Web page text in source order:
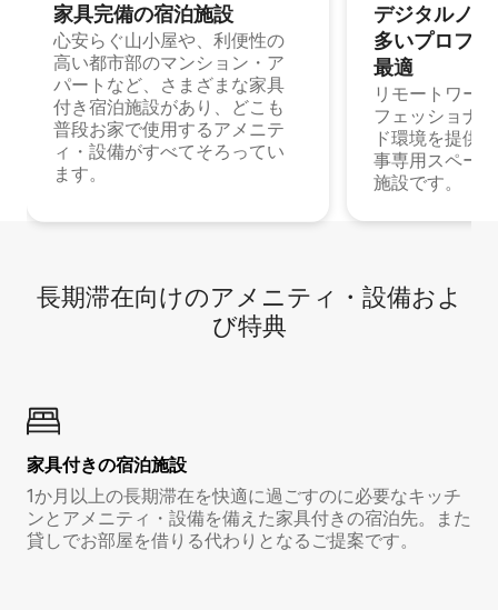
家具完備の宿⁠泊⁠施⁠設
心安らぐ山小屋や、利便性の
高い都市部のマンション・ア
パートなど、さまざまな家具
付き宿泊施設があり、どこも
普段お家で使用するアメニテ
ィ・設備がすべてそろってい
ます。
デジタルノ
多⁠いプ⁠ロ⁠フ⁠
最⁠適
リモートワー
フェッショナ
ド環境を提供
事専用スペー
施設です。
長期滞在向け⁠のア⁠メ⁠ニ⁠テ⁠ィ⁠・設⁠備⁠およ
び特⁠典
家具付き⁠の宿⁠泊⁠施⁠設
1か月以上の長期滞在を快適に過ごすのに必要なキッチ
ンとアメニティ・設備を備えた家具付きの宿泊先。また
貸しでお部屋を借りる代わりとなるご提案です。